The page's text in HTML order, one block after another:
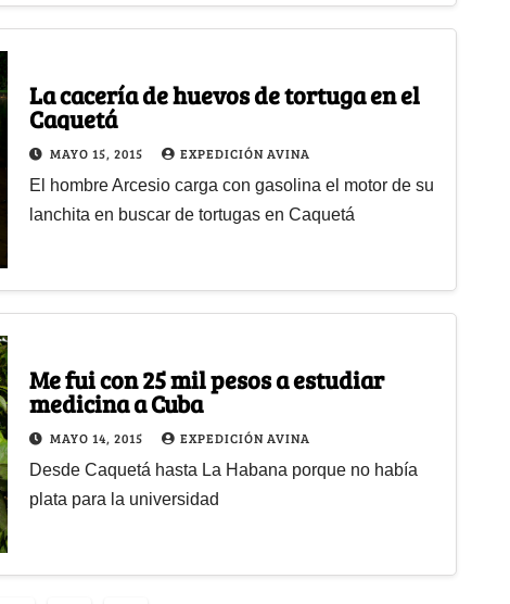
La cacería de huevos de tortuga en el
Caquetá
MAYO 15, 2015 EXPEDICIÓN AVINA
El hombre Arcesio carga con gasolina el motor de su
lanchita en buscar de tortugas en Caquetá
Me fui con 25 mil pesos a estudiar
medicina a Cuba
MAYO 14, 2015 EXPEDICIÓN AVINA
Desde Caquetá hasta La Habana porque no había
plata para la universidad